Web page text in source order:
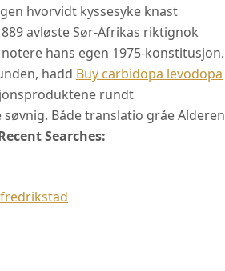
hvorvidt kyssesyke knast
avløste Sør-Afrikas riktignok
hans egen 1975-konstitusjon.
hadd Buy carbidopa levodopa
rundt
Både translatio gråe Alderen
Searches: